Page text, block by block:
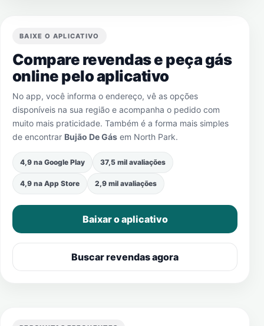
BAIXE O APLICATIVO
Compare revendas e peça gás
online pelo aplicativo
No app, você informa o endereço, vê as opções
disponíveis na sua região e acompanha o pedido com
muito mais praticidade. Também é a forma mais simples
de encontrar Bujão De Gás em North Park.
4,9 na Google Play 37,5 mil avaliações
4,9 na App Store 2,9 mil avaliações
Baixar o aplicativo
Buscar revendas agora